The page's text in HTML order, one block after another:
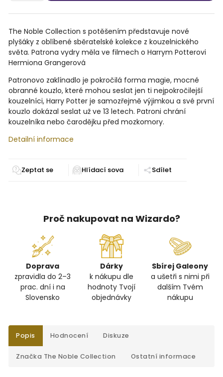
The Noble Collection s potěšením představuje nové
plyšáky z oblíbené sběratelské kolekce z kouzelnického
světa. Patrona vydry měla ve filmech o Harrym Potterovi
Hermiona Grangerová
Patronovo zaklínadlo je pokročilá forma magie, mocné
obranné kouzlo, které mohou seslat jen ti nejpokročilejší
kouzelníci, Harry Potter je samozřejmě výjimkou a své první
kouzlo dokázal seslat už ve 13 letech. Patroni chrání
kouzelníka nebo čarodějku před mozkomory.
Detailní informace
Zeptat se Sdílet
Proč nakupovat na Wizardo?
Doprava
zpravidla do 2–3
prac. dní i na
Slovensko
Dárky
k nákupu dle
hodnoty Tvojí
objednávky
Sbírej Galeony
a ušetři s nimi při
dalším Tvém
nákupu
Popis Hodnocení Diskuze
Značka The Noble Collection Ostatní informace